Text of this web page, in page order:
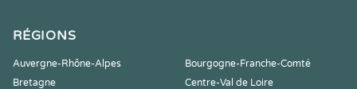
RÉGIONS
Auvergne-Rhône-Alpes
Bourgogne-Franche-Comté
Bretagne
Centre-Val de Loire